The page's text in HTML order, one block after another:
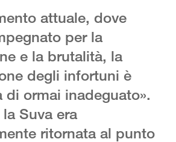
attuale, dove
per la
e la brutalità, la
degli infortuni è
di ormai inadeguato».
Suva era
ritornata al punto